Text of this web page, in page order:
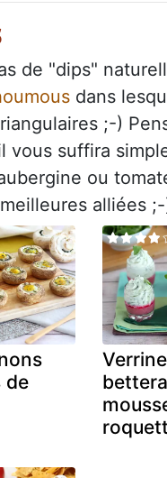
de "dips"
dans
;-)
vous suffira
ou
alliées ;-
de